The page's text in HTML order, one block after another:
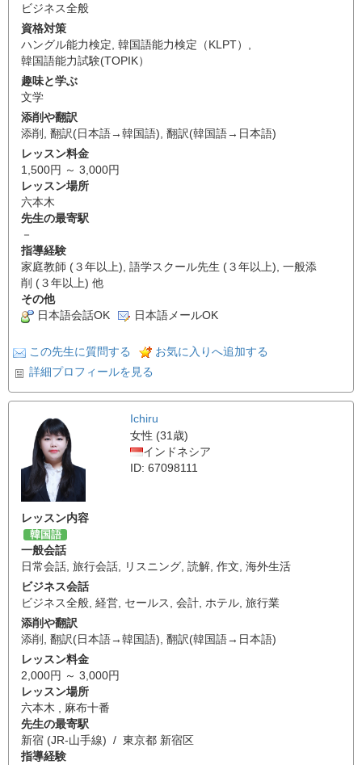
ビジネス全般
資格対策
ハングル能力検定, 韓国語能力検定（KLPT） ,
韓国語能力試験(TOPIK）
趣味と学ぶ
文学
添削や翻訳
添削 , 翻訳(日本語→韓国語), 翻訳(韓国語→日本語)
レッスン料金
1,500円 ～ 3,000円
レッスン場所
六本木
先生の最寄駅
－
指導経験
家庭教師 (３年以上), 語学スクール先生 (３年以上), 一般添
削 (３年以上) 他
その他
日本語会話OK
日本語メールOK
この先生に質問する
お気に入りへ追加する
詳細プロフィールを見る
Ichiru
女性 (31歳)
インドネシア
ID: 67098111
レッスン内容
韓国語
一般会話
日常会話 旅行会話 リスニング 読解 作文 海外生活
ビジネス会話
ビジネス全般 経営 セールス 会計 ホテル 旅行業
添削や翻訳
添削
翻訳(日本語→韓国語) 翻訳(韓国語→日本語)
レッスン料金
2,000円 ～ 3,000円
レッスン場所
六本木 , 麻布十番
先生の最寄駅
新宿 (JR-山手線) / 東京都 新宿区
指導経験